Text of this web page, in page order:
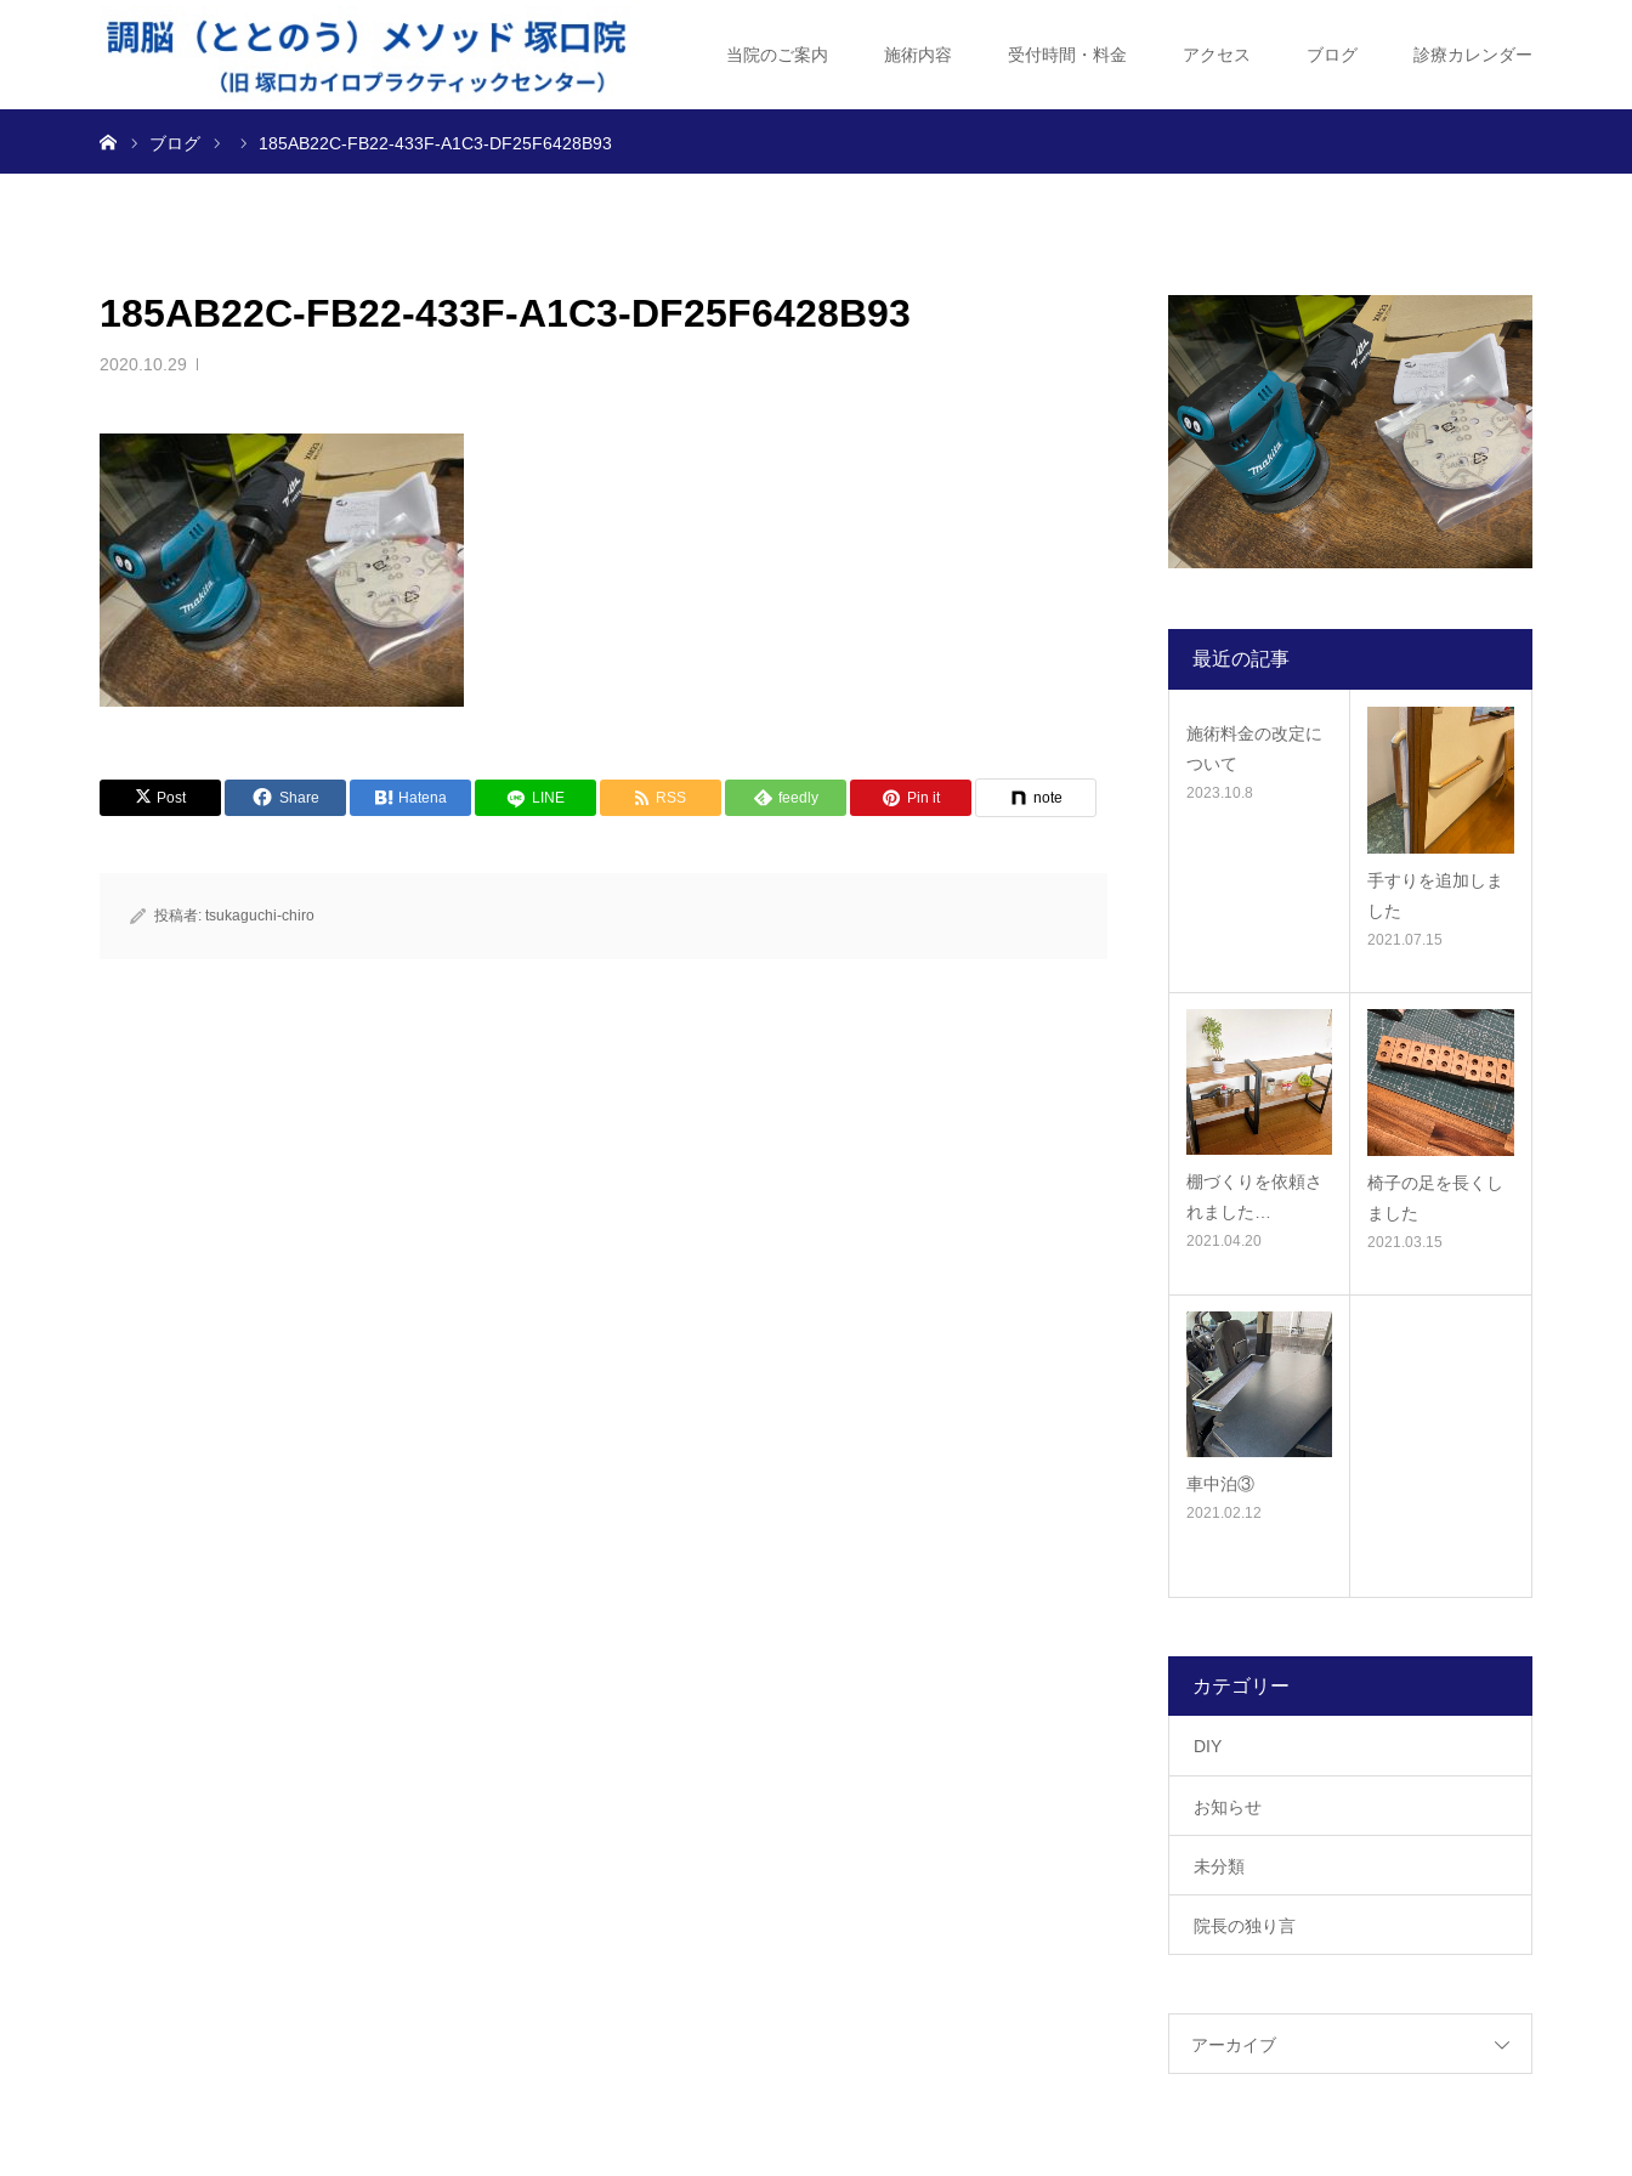
当院のご案内 施術内容 受付時間・料金 アクセス ブログ 診療カレンダー
ブログ 185AB22C-FB22-433F-A1C3-DF25F6428B93
185AB22C-FB22-433F-A1C3-DF25F6428B93
2020.10.29
Post Share Hatena LINE RSS feedly Pin it note
投稿者: tsukaguchi-chiro
最近の記事
施術料金の改定に
ついて
2023.10.8
手すりを追加しま
した
2021.07.15
棚づくりを依頼さ
れました…
2021.04.20
椅子の足を長くし
ました
2021.03.15
車中泊③
2021.02.12
カテゴリー
DIY
お知らせ
未分類
院長の独り言
アーカイブ